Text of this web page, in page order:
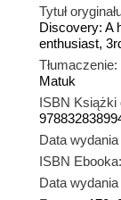
Tytuł
Discovery: A
enthusiast,
Tłumaczenie:
Matuk
ISBN Książki
Data
ISBN Ebooka:
Data